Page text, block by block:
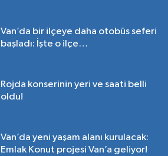
Van’da bir ilçeye daha otobüs seferi
başladı: İşte o ilçe…
Rojda konserinin yeri ve saati belli
oldu!
Van’da yeni yaşam alanı kurulacak:
Emlak Konut projesi Van’a geliyor!